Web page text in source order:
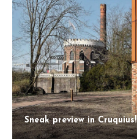
Sneak preview in Cruquius!